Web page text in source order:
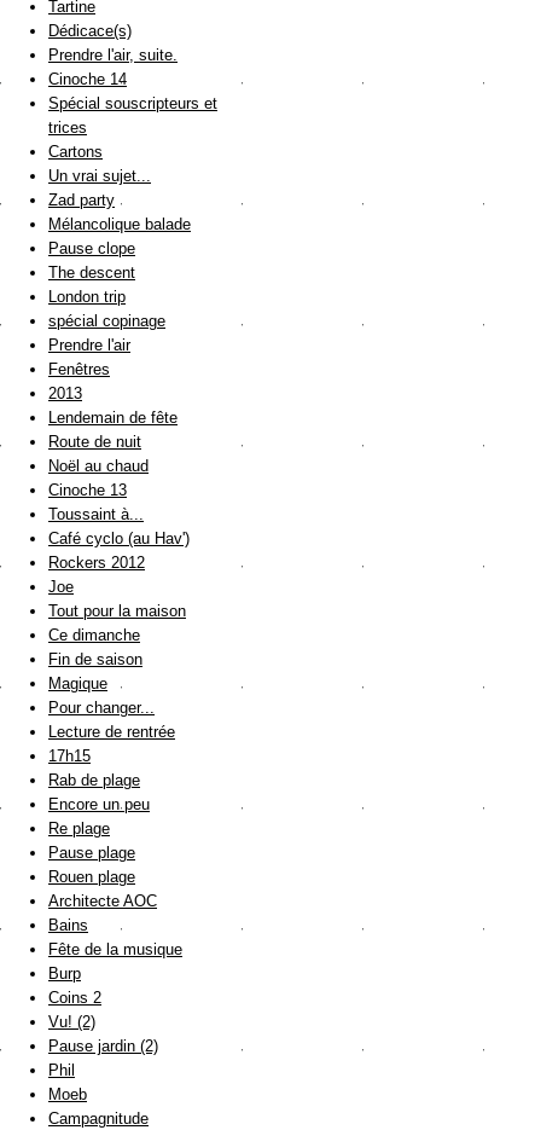
Tartine
Dédicace(s)
Prendre l'air, suite.
Cinoche 14
Spécial souscripteurs et
trices
Cartons
Un vrai sujet...
Zad party
Mélancolique balade
Pause clope
The descent
London trip
spécial copinage
Prendre l'air
Fenêtres
2013
Lendemain de fête
Route de nuit
Noël au chaud
Cinoche 13
Toussaint à...
Café cyclo (au Hav')
Rockers 2012
Joe
Tout pour la maison
Ce dimanche
Fin de saison
Magique
Pour changer...
Lecture de rentrée
17h15
Rab de plage
Encore un peu
Re plage
Pause plage
Rouen plage
Architecte AOC
Bains
Fête de la musique
Burp
Coins 2
Vu! (2)
Pause jardin (2)
Phil
Moeb
Campagnitude